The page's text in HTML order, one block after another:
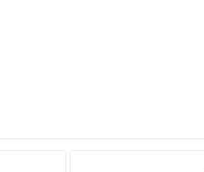
blanche
4.8